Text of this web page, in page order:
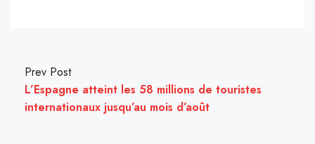
Prev Post
L’Espagne atteint les 58 millions de touristes
internationaux jusqu’au mois d’août